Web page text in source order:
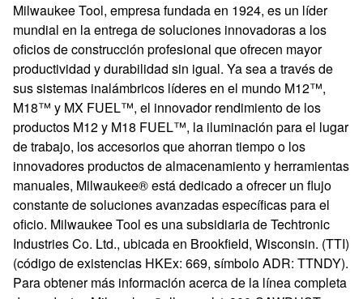
Milwaukee Tool, empresa fundada en 1924, es un líder
mundial en la entrega de soluciones innovadoras a los
oficios de construcción profesional que ofrecen mayor
productividad y durabilidad sin igual. Ya sea a través de
sus sistemas inalámbricos líderes en el mundo M12™,
M18™ y MX FUEL™, el innovador rendimiento de los
productos M12 y M18 FUEL™, la iluminación para el lugar
de trabajo, los accesorios que ahorran tiempo o los
innovadores productos de almacenamiento y herramientas
manuales, Milwaukee® está dedicado a ofrecer un flujo
constante de soluciones avanzadas específicas para el
oficio. Milwaukee Tool es una subsidiaria de Techtronic
Industries Co. Ltd., ubicada en Brookfield, Wisconsin. (TTI)
(código de existencias HKEx: 669, símbolo ADR: TTNDY).
Para obtener más información acerca de la línea completa